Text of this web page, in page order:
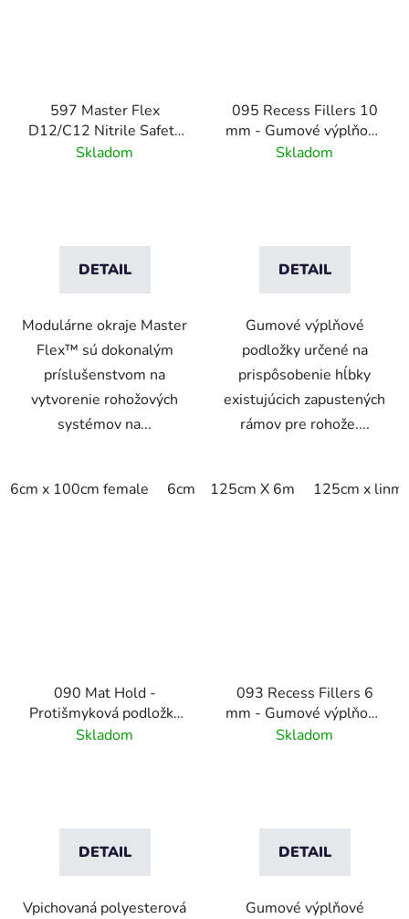
597 Master Flex
D12/C12 Nitrile Safety
Ramps - Pripojiteľné
Skladom
DETAIL
Modulárne okraje Master
Flex™ sú dokonalým
príslušenstvom na
vytvorenie rohožových
systémov na...
6cm x 100cm female 6cm x 100cm male
095 Recess Fillers 10
mm - Gumové výplňové
podložky na úpravu
Skladom
DETAIL
Gumové výplňové
podložky určené na
prispôsobenie hĺbky
existujúcich zapustených
rámov pre rohože....
125cm X 6m 125cm x linm
090 Mat Hold -
Protišmyková podložka
pod rohože
Skladom
DETAIL
Vpichovaná polyesterová
093 Recess Fillers 6
mm - Gumové výplňové
podložky
Skladom
DETAIL
Gumové výplňové